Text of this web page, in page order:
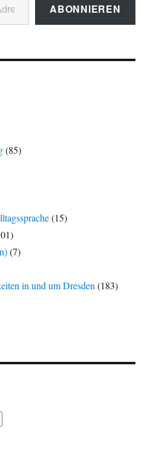
ABONNIEREN
(85)
(15)
(7)
in und um Dresden (183)